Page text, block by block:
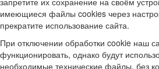
имеющиеся файлы cookies через
прекратите использование сайта.
При отключении обработки cookie наш
функционировать, однако будут
необходимые технические файлы, без